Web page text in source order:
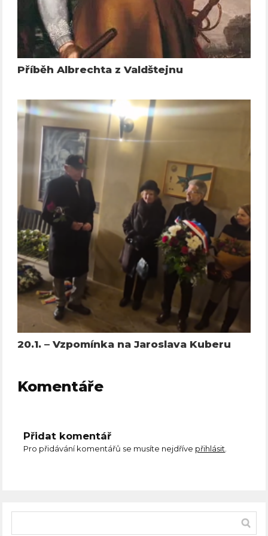
Příběh Albrechta z Valdštejnu
20.1. – Vzpomínka na Jaroslava Kuberu
Komentáře
Přidat komentář
Pro přidávání komentářů se musíte nejdříve přihlásit